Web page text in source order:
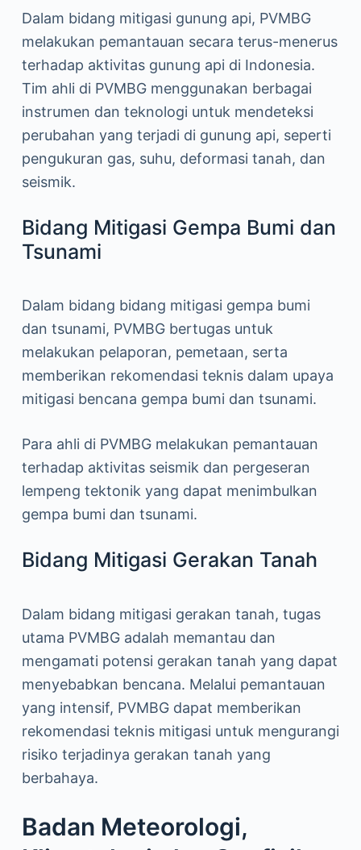
Dalam bidang mitigasi gunung api, PVMBG
melakukan pemantauan secara terus-menerus
terhadap aktivitas gunung api di Indonesia.
Tim ahli di PVMBG menggunakan berbagai
instrumen dan teknologi untuk mendeteksi
perubahan yang terjadi di gunung api, seperti
pengukuran gas, suhu, deformasi tanah, dan
seismik.
Bidang Mitigasi Gempa Bumi dan
Tsunami
Dalam bidang bidang mitigasi gempa bumi
dan tsunami, PVMBG bertugas untuk
melakukan pelaporan, pemetaan, serta
memberikan rekomendasi teknis dalam upaya
mitigasi bencana gempa bumi dan tsunami.
Para ahli di PVMBG melakukan pemantauan
terhadap aktivitas seismik dan pergeseran
lempeng tektonik yang dapat menimbulkan
gempa bumi dan tsunami.
Bidang Mitigasi Gerakan Tanah
Dalam bidang mitigasi gerakan tanah, tugas
utama PVMBG adalah memantau dan
mengamati potensi gerakan tanah yang dapat
menyebabkan bencana. Melalui pemantauan
yang intensif, PVMBG dapat memberikan
rekomendasi teknis mitigasi untuk mengurangi
risiko terjadinya gerakan tanah yang
berbahaya.
Badan Meteorologi,